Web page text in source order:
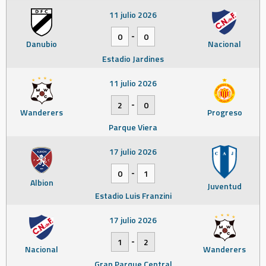
Danubio Nacional
11 julio 2026
0
-
0
Estadio Jardines
Wanderers Progreso
11 julio 2026
2
-
0
Parque Viera
Albion Juventud
17 julio 2026
0
-
1
Estadio Luis Franzini
Nacional Wanderers
17 julio 2026
1
-
2